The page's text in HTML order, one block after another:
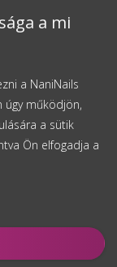
a mi
a NaniNails
úgy működjön,
a sütik
Ön elfogadja a